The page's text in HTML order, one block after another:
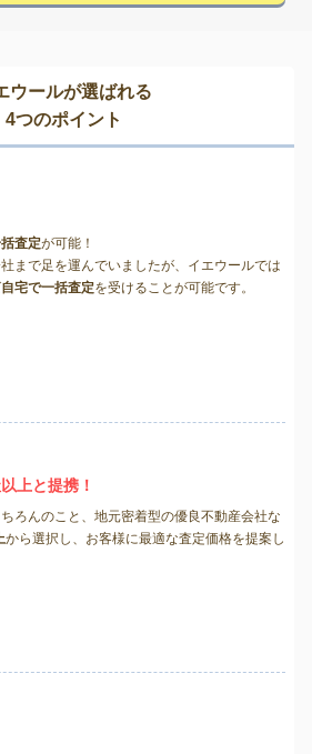
ウールが選ばれる
4つのポイント
査定が可能！
まで足を運んでいましたが、イエウールでは
自宅で一括査定を受けることが可能です。
上と提携！
ろんのこと、地元密着型の優良不動産会社な
から選択し、お客様に最適な査定価格を提案し